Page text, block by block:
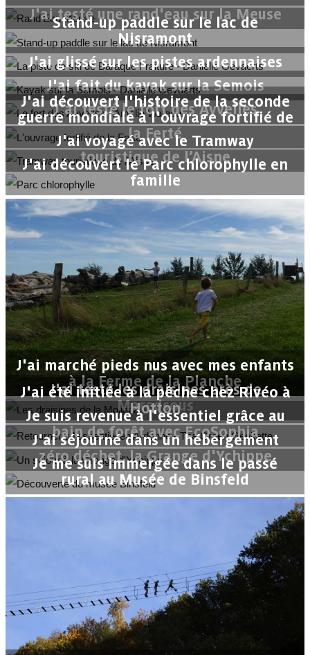
J'ai testé une rand'eau sur la Meuse
Stand-up paddle sur le lac de
Nisramont
J'ai glissé sur les pistes ardennaises
J'ai fait du kayak sur la Semois
J'ai testé le fort des Ayvelles
J'ai découvert l'histoire de la seconde
guerre mondiale à l'ouvrage fortifié de
la Ferté
J'ai voyagé avec le Tramway
touristique de l’Aisne
J'ai découvert le Parc chlorophylle en
famille
J'ai marché pieds nus avec mes enfants
à la Ferme de la Planche
J'ai testé les draisines près de
Maredsous
J'ai été initiée à la pêche chez Rivéo à
Hotton
Je suis revenue à l'essentiel grâce au
bain de forêt avec EcoSophia
J'ai séjourné dans un hébergement
zéro déchet, la Grange d'Ychippe
Je me suis immergée dans le passé
rural au Musée de Binsfeld